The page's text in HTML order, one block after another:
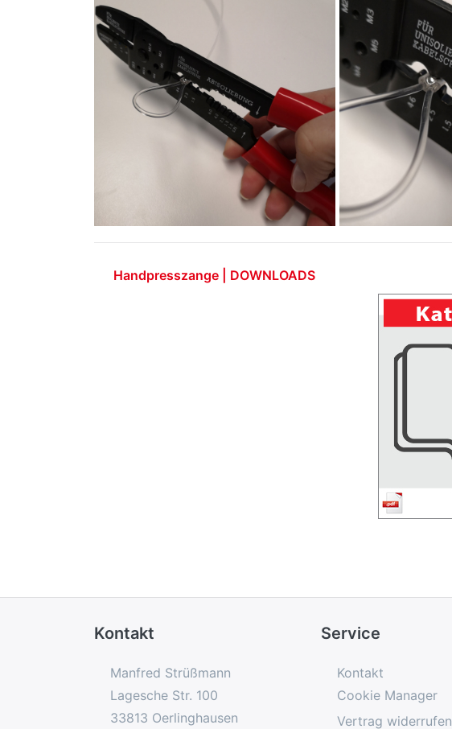
Handpresszange | DOWNLOADS
Kontakt
Manfred Strüßmann
Lagesche Str. 100
33813 Oerlinghausen
Service
Kontakt
Cookie Manager
Vertrag widerrufen